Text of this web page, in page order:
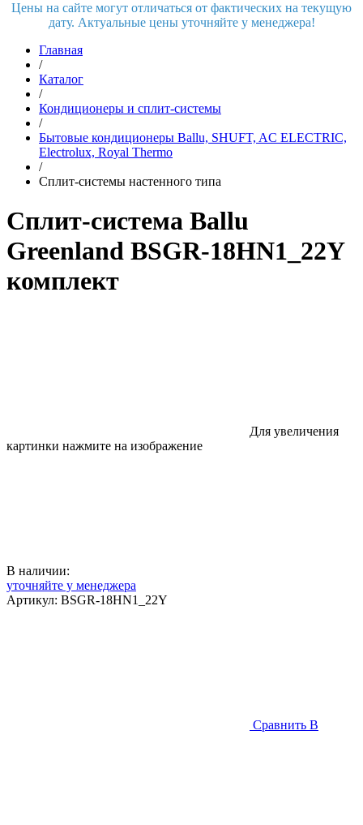
Цены на сайте могут отличаться от фактических на текущую
дату. Актуальные цены уточняйте у менеджера!
Главная
/
Каталог
/
Кондиционеры и сплит-системы
/
Бытовые кондиционеры Ballu, SHUFT, AC ELECTRIC,
Electrolux, Royal Thermo
/
Сплит-системы настенного типа
Сплит-система Ballu
Greenland BSGR-18HN1_22Y
комплект
Для увеличения
картинки нажмите на изображение
В наличии:
уточняйте у менеджера
Артикул: BSGR-18HN1_22Y
Сравнить В